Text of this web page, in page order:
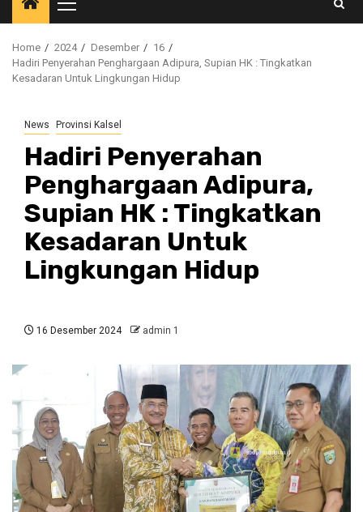
Primary
Menu
Home 2024 Desember
16
Hadiri Penyerahan Penghargaan Adipura, Supian HK : Tingkatkan
Kesadaran Untuk Lingkungan Hidup
News Provinsi Kalsel
Hadiri Penyerahan
Penghargaan Adipura,
Supian HK : Tingkatkan
Kesadaran Untuk
Lingkungan Hidup
16 Desember 2024 admin 1